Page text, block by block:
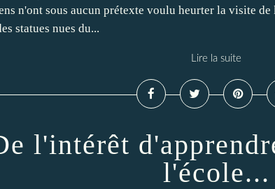
n'ont sous aucun prétexte voulu heurter la visite de
statues nues du...
Lire la suite
l'intérêt
l'école...